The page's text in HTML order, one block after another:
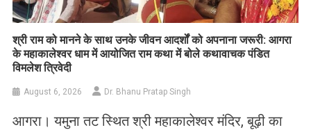
​श्री राम को मानने के साथ उनके जीवन आदर्शों को अपनाना जरूरी: आगरा
के महाकालेश्वर धाम में आयोजित राम कथा में बोले कथावाचक पंडित
विमलेश त्रिवेदी
August 6, 2026 Dr. Bhanu Pratap Singh
आगरा। यमुना तट स्थित श्री महाकालेश्वर मंदिर, बूढ़ी का